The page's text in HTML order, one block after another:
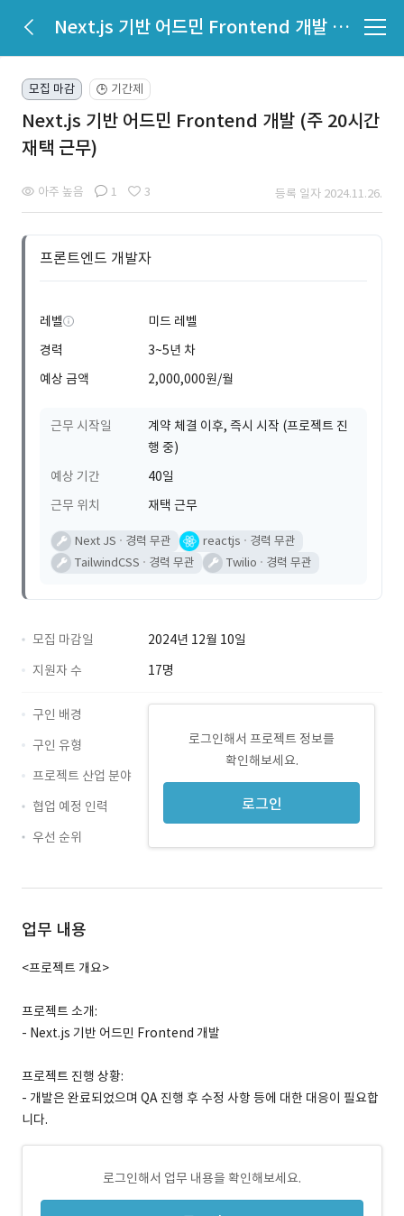
Next.js 기반 어드민 Frontend 개발 (주 20시간 재택 근무)
모집 마감 🕒 기간제
Next.js 기반 어드민 Frontend 개발 (주 20시간
재택 근무)
아주 높음 1 3 등록 일자 2024.11.26.
프론트엔드 개발자
레벨
미드 레벨
경력
3~5년 차
예상 금액
2,000,000원/월
근무 시작일
계약 체결 이후, 즉시 시작 (프로젝트 진
행 중)
예상 기간
40일
근무 위치
재택 근무
Next JS 경력 무관 reactjs
경력 무관
TailwindCSS
경력 무관 Twilio 경력 무관
모집 마감일
2024년 12월 10일
지원자 수
17명
로그인해서 프로젝트 정보를
확인해보세요.
로그인
구인 배경
구인 유형
프로젝트 산업 분야
협업 예정 인력
우선 순위
업무 내용
<프로젝트 개요>
프로젝트 소개:
- Next.js 기반 어드민 Frontend 개발
프로젝트 진행 상황:
- 개발은 완료되었으며 QA 진행 후 수정 사항 등에 대한 대응이 필요합
니다.
로그인해서 업무 내용을 확인해보세요.